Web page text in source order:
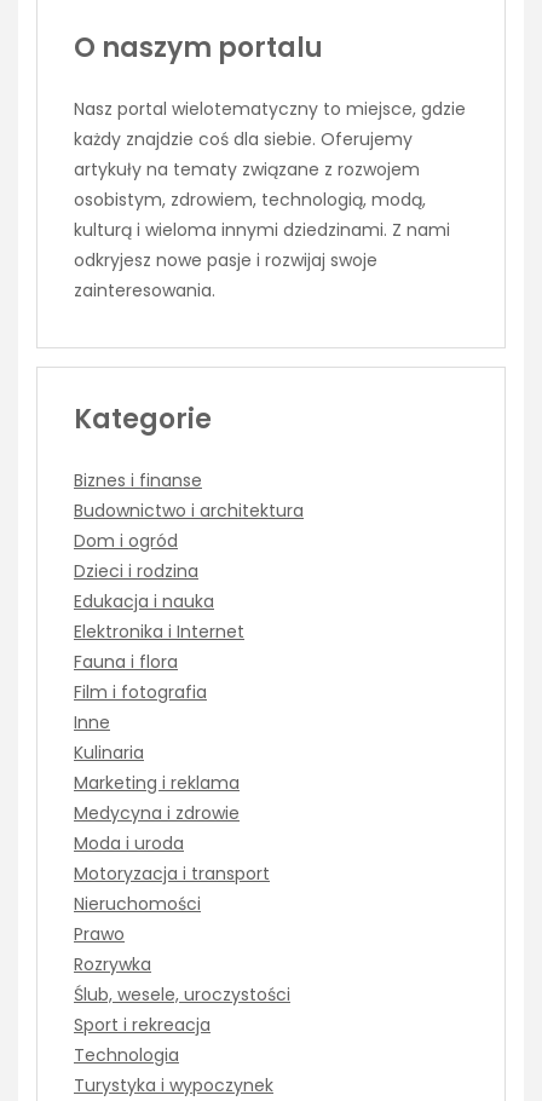
O naszym portalu
Nasz portal wielotematyczny to miejsce, gdzie
każdy znajdzie coś dla siebie. Oferujemy
artykuły na tematy związane z rozwojem
osobistym, zdrowiem, technologią, modą,
kulturą i wieloma innymi dziedzinami. Z nami
odkryjesz nowe pasje i rozwijaj swoje
zainteresowania.
Kategorie
Biznes i finanse
Budownictwo i architektura
Dom i ogród
Dzieci i rodzina
Edukacja i nauka
Elektronika i Internet
Fauna i flora
Film i fotografia
Inne
Kulinaria
Marketing i reklama
Medycyna i zdrowie
Moda i uroda
Motoryzacja i transport
Nieruchomości
Prawo
Rozrywka
Ślub, wesele, uroczystości
Sport i rekreacja
Technologia
Turystyka i wypoczynek